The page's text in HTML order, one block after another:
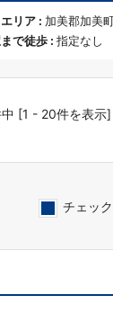
エリア : 加美郡加美
で徒歩 : 指定なし
[1 - 20件を表示]
チェッ